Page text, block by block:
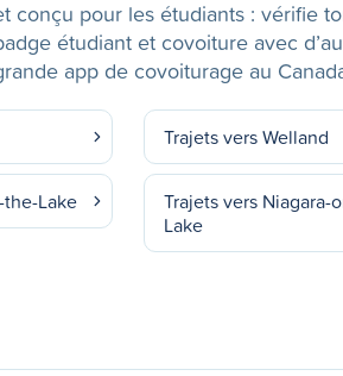
conçu pour les étudiants : vérifie
étudiant et covoiture avec
app de covoiturage au
the-Lake
Trajets vers Welland
Trajets vers Niagara-
Lake